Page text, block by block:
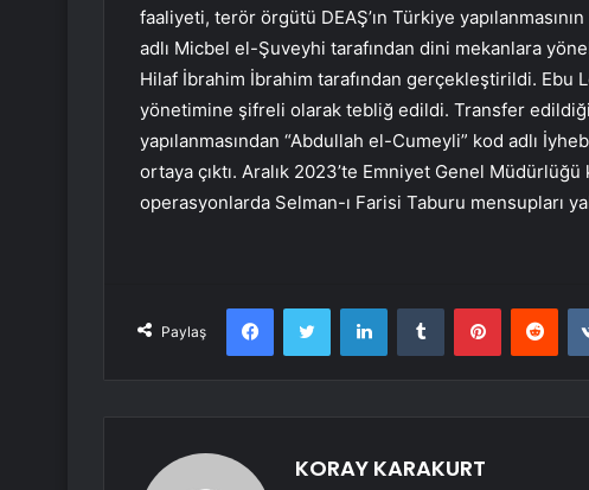
faaliyeti, terör örgütü DEAŞ’ın Türkiye
adlı Micbel el-Şuveyhi tarafından dini mekanlara
Hilaf İbrahim İbrahim tarafından gerçekleştirildi. Ebu
yönetimine şifreli olarak tebliğ edildi. Transfer edildiği
yapılanmasından “Abdullah el-Cumeyli” kod adlı
ortaya çıktı. Aralık 2023’te Emniyet Genel
operasyonlarda Selman-ı Farisi Taburu mensupları
Paylaş
FacebookTwitter LinkedInTumblr Pinterest
KORAY KARAKURT